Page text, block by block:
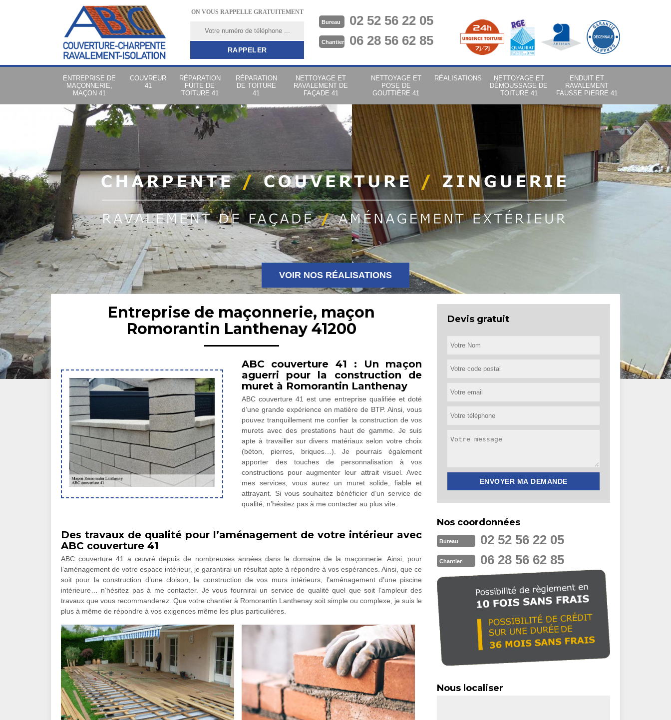
ON VOUS RAPPELLE GRATUITEMENT
Bureau 02 52 56 22 05
Chantier 06 28 56 62 85
ENTREPRISE DE
MAÇONNERIE,
MAÇON 41
COUVREUR
41
RÉPARATION
FUITE DE
TOITURE 41
RÉPARATION
DE TOITURE
41
NETTOYAGE ET
RAVALEMENT DE
FAÇADE 41
NETTOYAGE ET
POSE DE
GOUTTIÈRE 41
RÉALISATIONS
NETTOYAGE ET
DÉMOUSSAGE DE
TOITURE 41
ENDUIT ET
RAVALEMENT
FAUSSE PIERRE 41
VOIR NOS RÉALISATIONS
Entreprise de maçonnerie, maçon
Romorantin Lanthenay 41200
ABC couverture 41 : Un maçon
aguerri pour la construction de
muret à Romorantin Lanthenay
ABC couverture 41 est une entreprise qualifiée et doté
d’une grande expérience en matière de BTP. Ainsi, vous
pouvez tranquillement me confier la construction de vos
murets avec des prestations haut de gamme. Je suis
apte à travailler sur divers matériaux selon votre choix
(béton, pierres, briques…). Je pourrais également
apporter des touches de personnalisation à vos
constructions pour augmenter leur attrait visuel. Avec
mes services, vous aurez un muret solide, fiable et
attrayant. Si vous souhaitez bénéficier d’un service de
qualité, n’hésitez pas à me contacter au plus vite.
Des travaux de qualité pour l’aménagement de votre intérieur avec
ABC couverture 41
ABC couverture 41 a œuvré depuis de nombreuses années dans le domaine de la maçonnerie. Ainsi, pour
l’aménagement de votre espace intérieur, je garantirai un résultat apte à répondre à vos espérances. Ainsi, que ce
soit pour la construction d’une cloison, la construction de vos murs intérieurs, l’aménagement d’une piscine
intérieure… n’hésitez pas à me contacter. Je vous fournirai un service de qualité quel que soit l’ampleur des
travaux que vous recommanderez. Que votre chantier à Romorantin Lanthenay soit simple ou complexe, je suis le
plus à même de répondre à vos exigences même les plus particulières.
Devis gratuit
Nos coordonnées
Bureau 02 52 56 22 05
Chantier 06 28 56 62 85
Nous localiser